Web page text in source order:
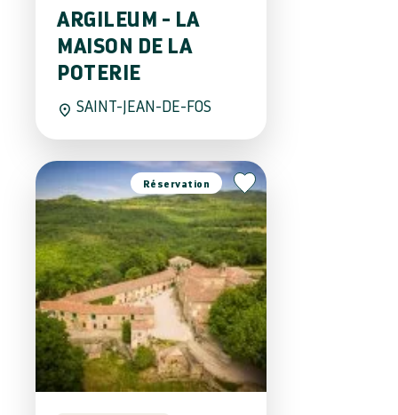
ARGILEUM - LA
MAISON DE LA
POTERIE
SAINT-JEAN-DE-FOS
Réservation